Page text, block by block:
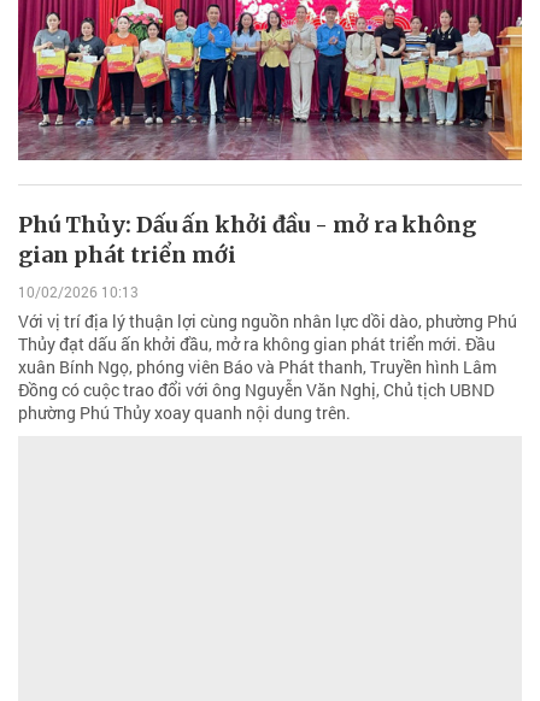
Phú Thủy: Dấu ấn khởi đầu - mở ra không
gian phát triển mới
10/02/2026 10:13
Với vị trí địa lý thuận lợi cùng nguồn nhân lực dồi dào, phường Phú
Thủy đạt dấu ấn khởi đầu, mở ra không gian phát triển mới. Đầu
xuân Bính Ngọ, phóng viên Báo và Phát thanh, Truyền hình Lâm
Đồng có cuộc trao đổi với ông Nguyễn Văn Nghị, Chủ tịch UBND
phường Phú Thủy xoay quanh nội dung trên.